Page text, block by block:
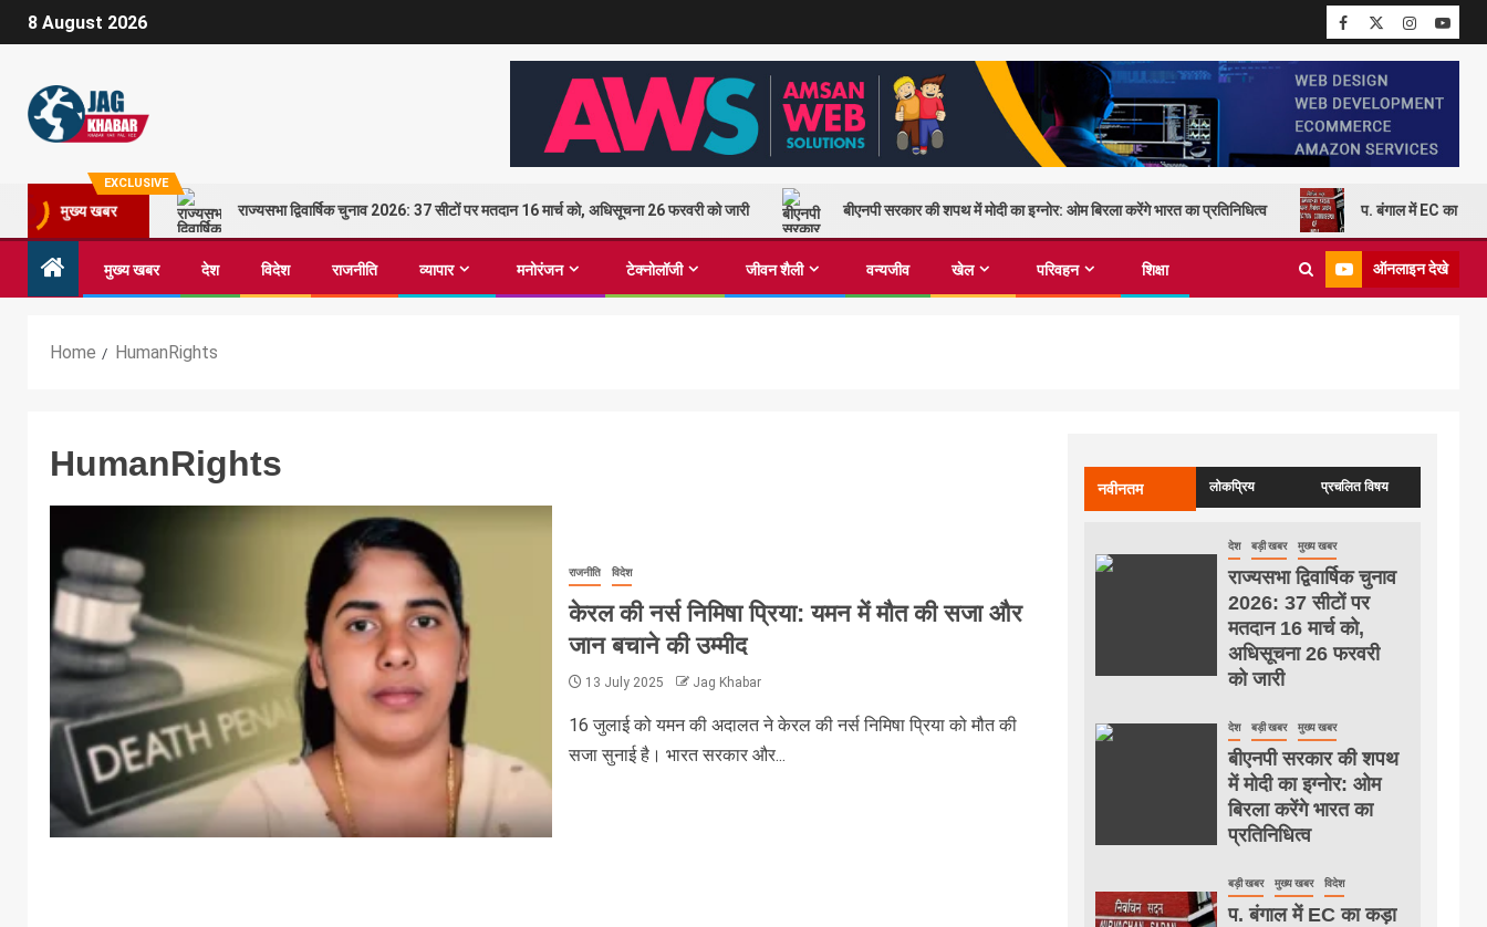
8 August 2026
EXCLUSIVE
मुख्य खबर राज्यसभा द्विवार्षिक चुनाव 2026: 37 सीटों पर मतदान 16 मार्च को, अधिसूचना 26 फरवरी को जारी बीएनपी सरकार की शपथ में मोदी का इग्नोर: ओम बिरला करेंगे भारत का प्रतिनिधित्व प. बंगाल में EC का कड़ा
मुख्य खबर देश विदेश राजनीति व्यापार मनोरंजन टेक्नोलॉजी जीवन शैली वन्यजीव खेल परिवहन शिक्षा ऑनलाइन देखे
Home HumanRights
HumanRights
राजनीति विदेश
केरल की नर्स निमिषा प्रिया: यमन में मौत की सजा और
जान बचाने की उम्मीद
13 July 2025 Jag Khabar
16 जुलाई को यमन की अदालत ने केरल की नर्स निमिषा प्रिया को मौत की
सजा सुनाई है। भारत सरकार और...
नवीनतम लोकप्रिय प्रचलित विषय
देश बड़ी खबर मुख्य खबर
राज्यसभा द्विवार्षिक चुनाव
2026: 37 सीटों पर
मतदान 16 मार्च को,
अधिसूचना 26 फरवरी
को जारी
देश बड़ी खबर मुख्य खबर
बीएनपी सरकार की शपथ
में मोदी का इग्नोर: ओम
बिरला करेंगे भारत का
प्रतिनिधित्व
बड़ी खबर मुख्य खबर विदेश
प. बंगाल में EC का कड़ा